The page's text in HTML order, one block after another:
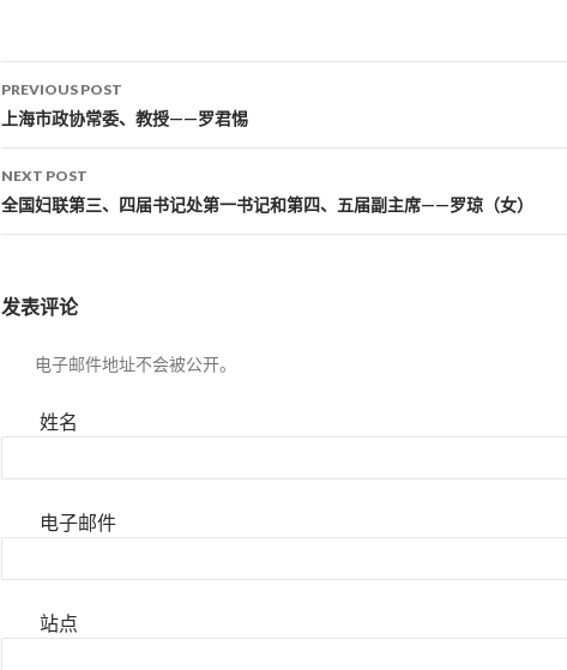
Post navigation
PREVIOUS POST
上海市政协常委、教授——罗君惕
NEXT POST
全国妇联第三、四届书记处第一书记和第四、五届副主席——罗琼（女）
发表评论
电子邮件地址不会被公开。
姓名
电子邮件
站点